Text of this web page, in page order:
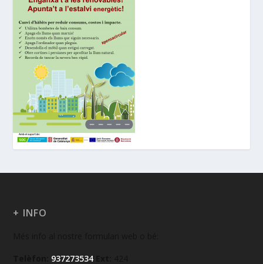
+ INFO
937273534